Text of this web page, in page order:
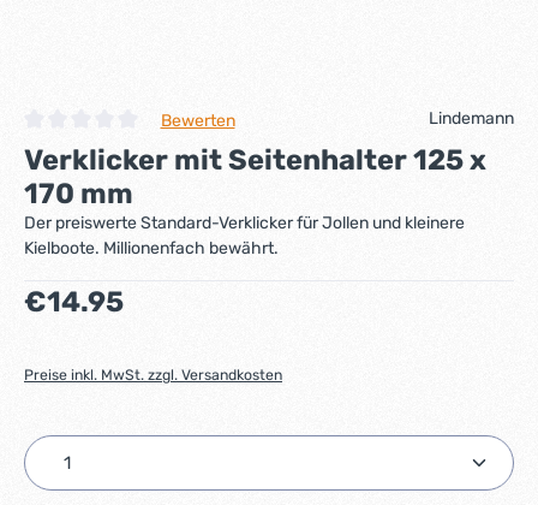
Durchschnittliche Bewertung von 0 von 5 Sternen
Bewerten Lindemann
Verklicker mit Seitenhalter 125 x
170 mm
Der preiswerte Standard-Verklicker für Jollen und kleinere
Kielboote. Millionenfach bewährt.
Regulärer Preis:
€14.95
Preise inkl. MwSt. zzgl. Versandkosten
Produkt Anzahl: Gib den gewünschten Wert ein